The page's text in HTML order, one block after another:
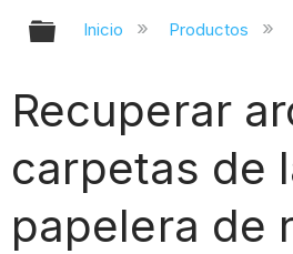
Expandir/
Inicio Productos
Recuperar
carpetas de
papelera de